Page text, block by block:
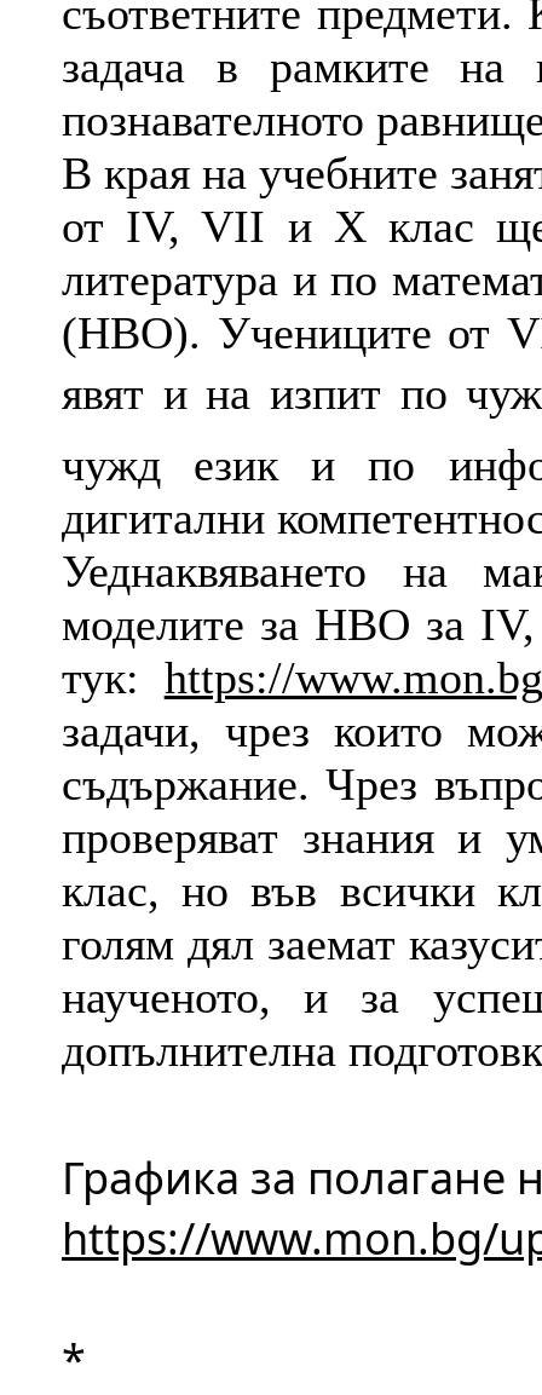
съответните предмети.
задача в рамките на
познавателното
В края на учебните
от IV, VII и X клас ще
литература и по
(НВО). Учениците от
явят и на изпит по
чужд език и по
дигитални
Уеднаквяването на
моделите за НВО за
тук: https://
задачи, чрез които
съдържание. Чрез
проверяват знания и
клас, но във всички
голям дял заемат
наученото, и за
допълнителна
https://www.mon.bg/
*